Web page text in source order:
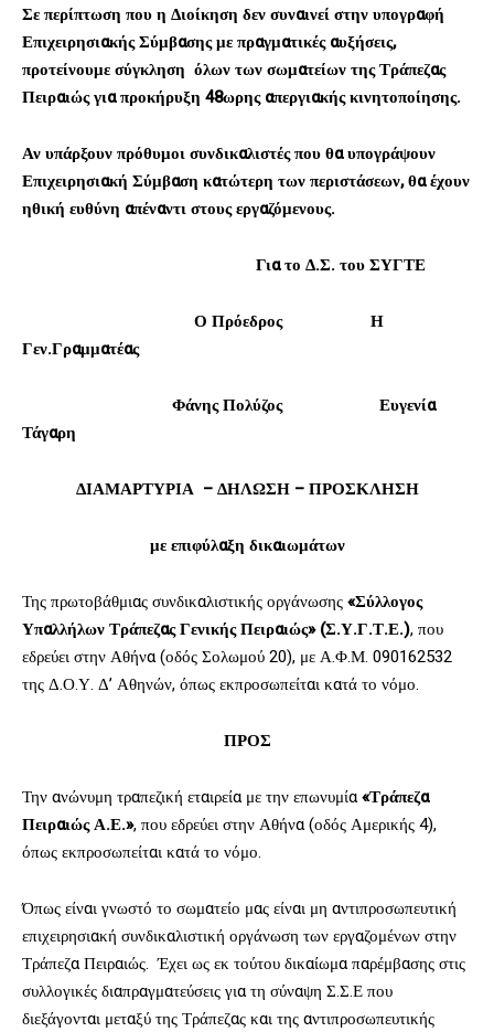
Σε περίπτωση που η Διοίκηση δεν συναινεί στην υπογραφή
Επιχειρησιακής Σύμβασης με πραγματικές αυξήσεις,
προτείνουμε σύγκληση όλων των σωματείων της Τράπεζας
Πειραιώς για προκήρυξη 48ωρης απεργιακής κινητοποίησης.
Αν υπάρξουν πρόθυμοι συνδικαλιστές που θα υπογράψουν
Επιχειρησιακή Σύμβαση κατώτερη των περιστάσεων, θα έχουν
ηθική ευθύνη απέναντι στους εργαζόμενους.
Για το Δ.Σ. του ΣΥΓΤΕ
Ο Πρόεδρος Η
Γεν.Γραμματέας
Φάνης Πολύζος Ευγενία
Τάγαρη
ΔΙΑΜΑΡΤΥΡΙΑ – ΔΗΛΩΣΗ – ΠΡΟΣΚΛΗΣΗ
με επιφύλαξη δικαιωμάτων
Της πρωτοβάθμιας συνδικαλιστικής οργάνωσης«Σύλλογος
Υπαλλήλων Τράπεζας Γενικής Πειραιώς» (Σ.Υ.Γ.Τ.Ε.), που
εδρεύει στην Αθήνα (οδός Σολωμού 20), με Α.Φ.Μ. 090162532
της Δ.Ο.Υ. Δ’ Αθηνών, όπως εκπροσωπείται κατά το νόμο.
ΠΡΟΣ
Την ανώνυμη τραπεζική εταιρεία με την επωνυμία«Τράπεζα
Πειραιώς Α.Ε.», που εδρεύει στην Αθήνα (οδός Αμερικής 4),
όπως εκπροσωπείται κατά το νόμο.
Όπως είναι γνωστό το σωματείο μας είναι μη αντιπροσωπευτική
επιχειρησιακή συνδικαλιστική οργάνωση των εργαζομένων στην
Τράπεζα Πειραιώς. Έχει ως εκ τούτου δικαίωμα παρέμβασης στις
συλλογικές διαπραγματεύσεις για τη σύναψη Σ.Σ.Ε που
διεξάγονται μεταξύ της Τράπεζας και της αντιπροσωπευτικής